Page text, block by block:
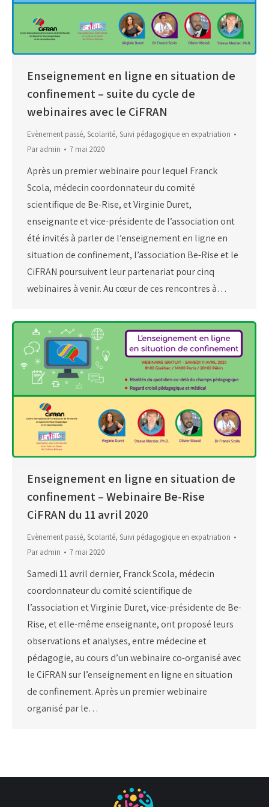
Enseignement en ligne en situation de
confinement – suite du cycle de
webinaires avec le CiFRAN
Evènement passé, Scolarité, Suivi pédagogique en expatriation
Paradmin 7 mai 2020
Après un premier webinaire pour lequel Franck
Scola, médecin coordonnateur du comité
scientifique de Be-Rise, et Virginie Duret,
enseignante et vice-présidente de l’association ont
été invités à parler de l’enseignement en ligne en
situation de confinement, l’association Be-Rise et le
CiFRAN poursuivent leur partenariat pour cinq
webinaires à venir. Au cœur de ces rencontres à…
Enseignement en ligne en situation de
confinement – Webinaire Be-Rise
CiFRAN du 11 avril 2020
Evènement passé, Scolarité, Suivi pédagogique en expatriation
Paradmin 7 mai 2020
Samedi 11 avril dernier, Franck Scola, médecin
coordonnateur du comité scientifique de
l’association et Virginie Duret, vice-présidente de Be-
Rise, et elle-même enseignante, ont proposé leurs
observations et analyses, entre médecine et
pédagogie, au cours d’un webinaire co-organisé avec
le CiFRAN sur l’enseignement en ligne en situation
de confinement. Après un premier webinaire
organisé par le…